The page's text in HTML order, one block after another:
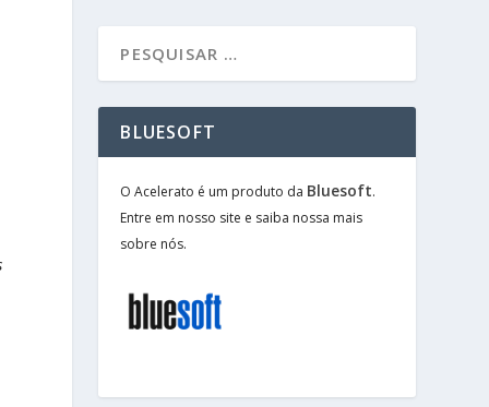
BLUESOFT
O Acelerato é um produto da Bluesoft.
Entre em nosso site e saiba nossa mais
sobre nós.